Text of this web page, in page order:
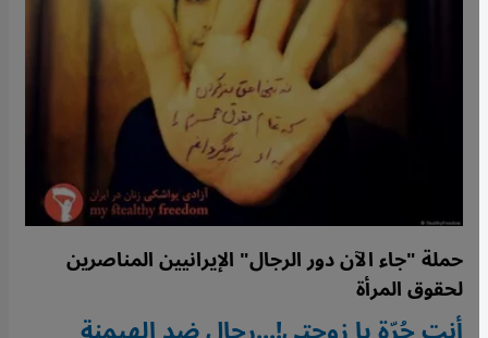
حملة "جاء الآن دور الرجال" الإيرانيين المناصرين
لحقوق المرأة